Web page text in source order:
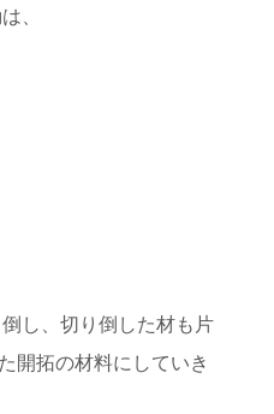
、
し、切り倒した材も片
開拓の材料にしていき